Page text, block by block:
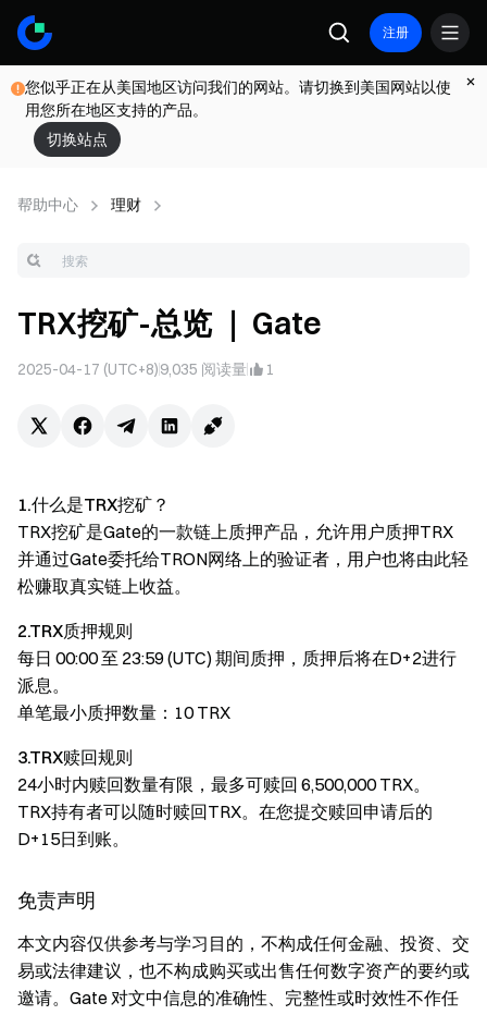
注册
您似乎正在从美国地区访问我们的网站。请切换到美国网站以使
用您所在地区支持的产品。
切换站点
帮助中心 理财
TRX挖矿-总览 ｜ Gate
2025-04-17 (UTC+8)9,035 阅读量 1
1.什么是TRX挖矿？
TRX挖矿是Gate的一款链上质押产品，允许用户质押TRX
并通过Gate委托给TRON网络上的验证者，用户也将由此轻
松赚取真实链上收益。
2.TRX质押规则
每日 00:00 至 23:59 (UTC) 期间质押，质押后将在D+2进行
派息。
单笔最小质押数量：10 TRX
3.TRX赎回规则
24小时内赎回数量有限，最多可赎回 6,500,000 TRX。
TRX持有者可以随时赎回TRX。在您提交赎回申请后的
D+15日到账。
免责声明
本文内容仅供参考与学习目的，不构成任何金融、投资、交
易或法律建议，也不构成购买或出售任何数字资产的要约或
邀请。Gate 对文中信息的准确性、完整性或时效性不作任